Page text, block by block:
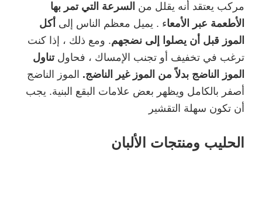
مركب يعتقد أنه يقلل من السرعة التي تمر بها
الأطعمة عبر الأمعاء . يميل معظم الناس إلى أكل
الموز قبل أن يصلوا إلى نضجهم. ومع ذلك ، إذا كنت
ترغب في تخفيف أو تجنب الإمساك ، فحاولتناول
الموز الناضج بدلاً من الموز غير الناضج. الموز الناضج
أصفر بالكامل ويظهر بعض علامات البقع البنية. يجب
أن تكون سهلة التقشير
الحليب ومنتجات الألبان